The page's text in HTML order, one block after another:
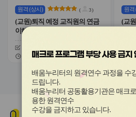
원격 (상시) ( 3)
(교원)퇴직 예정 교직원의 연금
이해와 재무관리
교육기간
26.02.09 ~ 26.12.18
원격
(교
교
슬
이
버
슬
이
매크로 프로그램 부당 사용 금지
배움누리터의 원격연수 과정을 수
드립니다.
배움누리터 공동활용기관은 매크
용한원격연수
수강을 금지하고 있습니다.